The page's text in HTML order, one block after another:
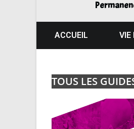
ACCUEIL VIE
TOUS LES